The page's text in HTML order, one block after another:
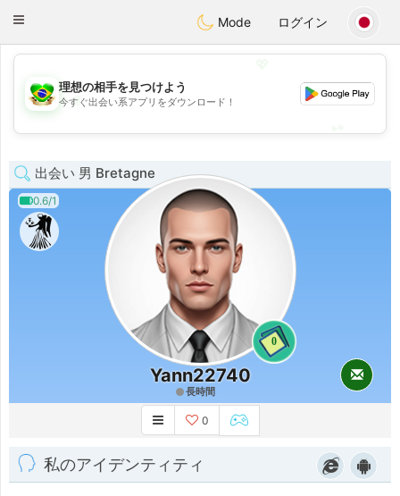
Conversar
Toggle
Mode ログイン
💖
💕
理想の相手を見つけよう
今すぐ出会い系アプリをダウンロード！
出会い 男 Bretagne
0.6/1
0
Yann22740
長時間
0
私のアイデンティティ